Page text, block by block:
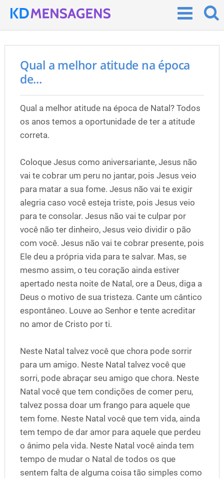
Qual a melhor atitude na época
de...
Qual a melhor atitude na época de Natal? Todos
os anos temos a oportunidade de ter a atitude
correta.
Coloque Jesus como aniversariante, Jesus não
vai te cobrar um peru no jantar, pois Jesus veio
para matar a sua fome. Jesus não vai te exigir
alegria caso você esteja triste, pois Jesus veio
para te consolar. Jesus não vai te culpar por
você não ter dinheiro, Jesus veio dividir o pão
com você. Jesus não vai te cobrar presente, pois
Ele deu a própria vida para te salvar. Mas, se
mesmo assim, o teu coração ainda estiver
apertado nesta noite de Natal, ore a Deus, diga a
Deus o motivo de sua tristeza. Cante um cântico
espontâneo. Louve ao Senhor e tente acreditar
no amor de Cristo por ti.
Neste Natal talvez você que chora pode sorrir
para um amigo. Neste Natal talvez você que
sorri, pode abraçar seu amigo que chora. Neste
Natal você que tem condições de comer peru,
talvez possa doar um frango para aquele que
tem fome. Neste Natal você que tem vida, ainda
tem tempo de dar amor para aquele que perdeu
o ânimo pela vida. Neste Natal você ainda tem
tempo de mudar o Natal de todos os que
sentem falta de alguma coisa tão simples como